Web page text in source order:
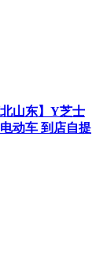
山东】Y芝士
动车 到店自提